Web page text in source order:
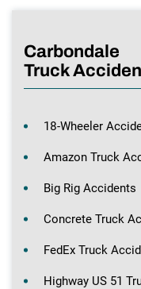
Carbondale
Truck
18-Wheeler
Amazon Truck
Big Rig Accidents
Concrete Truck
FedEx Truck
Highway US 51